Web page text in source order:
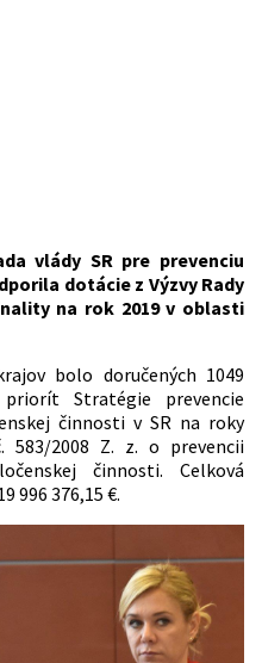
vlády SR pre prevenciu
dotácie z Výzvy Rady
na rok 2019 v oblasti
bolo doručených 1049
Stratégie prevencie
činnosti v SR na roky
583/2008 Z. z. o prevencii
činnosti. Celková
996 376,15 €.